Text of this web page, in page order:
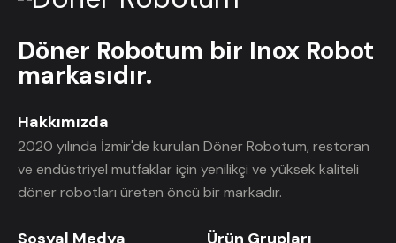
Döner Robotum bir Inox Robot
markasıdır.
Hakkımızda
2020 yılında İzmir'de kurulan Döner Robotum, restoran
ve endüstriyel mutfaklar için yenilikçi ve yüksek kaliteli
döner robotları üreten öncü bir markadır.
Sosyal Medya Ürün Grupları